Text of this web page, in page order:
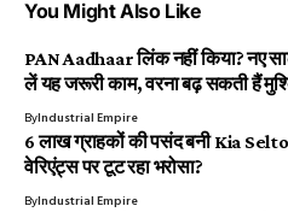
You Might Also Like
PAN Aadhaar लिंक नहीं किया? नए
लें यह जरूरी काम, वरना बढ़ सकती हैं
ByIndustrial Empire
6 लाख ग्राहकों की पसंद बनी Kia
वेरिएंट्स पर टूट रहा भरोसा?
ByIndustrial Empire